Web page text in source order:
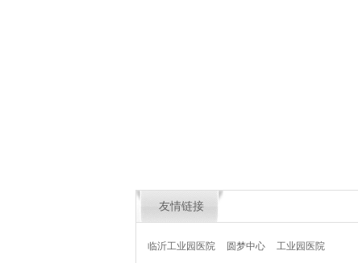
友情链接
临沂工业园医院 圆梦中心 工业园医院